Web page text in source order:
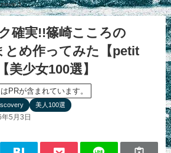
movie
確実!!篠崎こころの
とめ作ってみた【petit
美少女100選】
PRが含まれています。
美人100選
5月3日